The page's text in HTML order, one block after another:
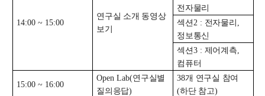
연합전공 인공지능 반도체공학
연합전공 인공지능
협동과정 인공지능
14:00 ~ 15:00
연구실 소개 동영상
보기
전자물리
섹션2 : 전자물리 ,
정보통신
섹션3 : 제어계측,
컴퓨터
15:00 ~ 16:00
Open Lab(연구실별
질의응답)
38개 연구실 참여
(하단 참고)